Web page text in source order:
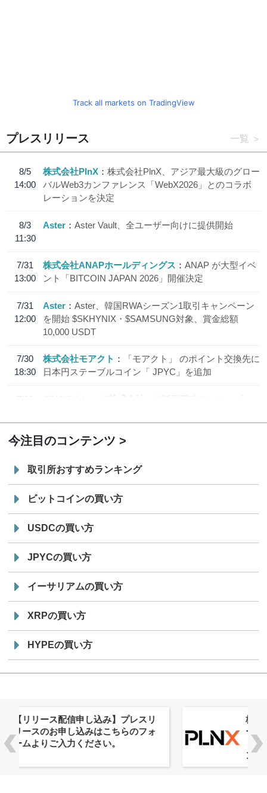
Track all markets on TradingView
プレスリリース 一覧
8/5
14:00
株式会社PlnX
株式会社PlnX、アジア最大級のグロー
バルWeb3カンファレンス「WebX2026」とのコラボ
レーションを決定
8/3
11:30
Aster Aster Vault、全ユーザー向けに提供開始
7/31
13:00
株式会社ANAPホールディングス
ANAP が大型イベ
ント「BITCOIN JAPAN 2026」開催決定
7/31
12:00
Aster
Aster、韓国RWAシーズン1取引キャンペーン
を開始 $SKHYNIX・$SAMSUNG対象、賞金総額
10,000 USDT
7/30
18:30
株式会社モアクト
「モアクト」 のポイント交換先に
日本円ステーブルコイン「 JPYC」を追加
7/29
SBI VCトレード株式会社
信託型円建てステーブル
今注目のコンテンツ
取引所おすすめランキング
ビットコインの買い方
USDCの買い方
JPYCの買い方
イーサリアムの買い方
XRPの買い方
HYPEの買い方
株式会社PlnX、アジア最大級のグロ
ーバルWeb3カンファレンス
「WebX2026」とのコラボレーショ